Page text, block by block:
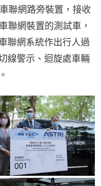
聯網路旁裝置，接收
聯網裝置的測試車，
聯網系統作出行人過
線警示、迴旋處車輛